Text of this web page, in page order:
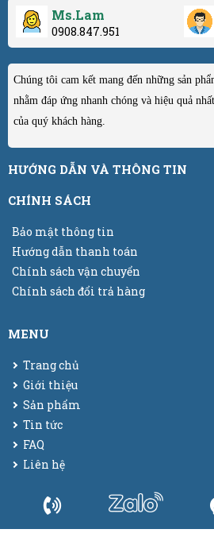
Ms.Lam
0908.847.951
Chúng tôi cam kết mang đến những sản
nhằm đáp ứng nhanh chóng và hiệu quả
của quý khách hàng.
HƯỚNG DẪN VÀ THÔNG TIN
CHÍNH SÁCH
Bảo mật thông tin
Hướng dẫn thanh toán
Chính sách vận chuyển
Chính sách đổi trả hàng
MENU
Trang chủ
Giới thiệu
Sản phẩm
Tin tức
FAQ
Liên hệ
Bao bì